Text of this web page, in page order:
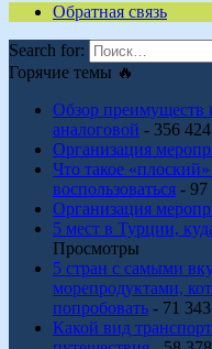
Обратная связь
Search for:
Горячие темы 🔥
Обзор преимуществ
аналоговой - 356
Организация
Что такое
воспользоваться -
Организация
5 мест в Турции,
Просмотры
5 стран с самыми
морепродуктами,
попробовать - 71
Какой вид